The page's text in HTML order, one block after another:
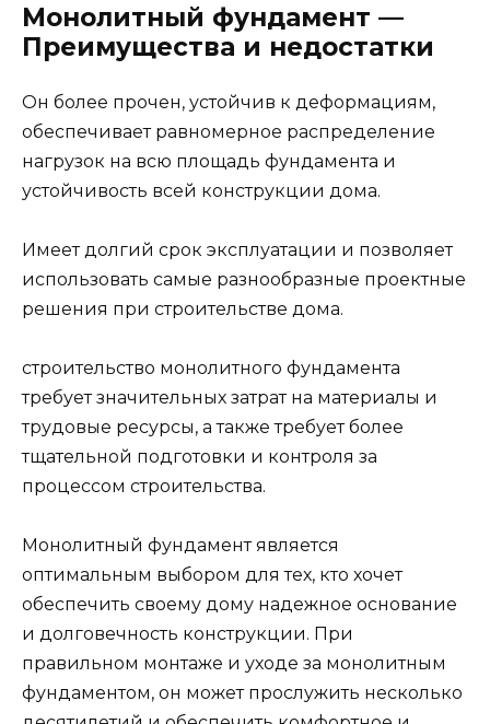
Монолитный фундамент —
Преимущества и недостатки
Он более прочен, устойчив к деформациям,
обеспечивает равномерное распределение
нагрузок на всю площадь фундамента и
устойчивость всей конструкции дома.
Имеет долгий срок эксплуатации и позволяет
использовать самые разнообразные проектные
решения при строительстве дома.
строительство монолитного фундамента
требует значительных затрат на материалы и
трудовые ресурсы, а также требует более
тщательной подготовки и контроля за
процессом строительства.
Монолитный фундамент является
оптимальным выбором для тех, кто хочет
обеспечить своему дому надежное основание
и долговечность конструкции. При
правильном монтаже и уходе за монолитным
фундаментом, он может прослужить несколько